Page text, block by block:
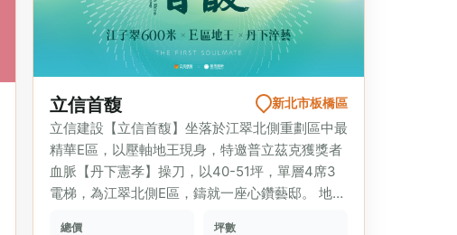
立信首馥 新北市板橋區
立信建設【立信首馥】坐落於江翠北側重劃區中最
精華E區，以壓軸地王現身，特邀普立茲克獲獎者
血脈【丹下憲孝】操刀，以40-51坪，單層4席3
電梯，為江翠北側E區，鑄就一座心鑽藝邸。 地段
總價 坪數